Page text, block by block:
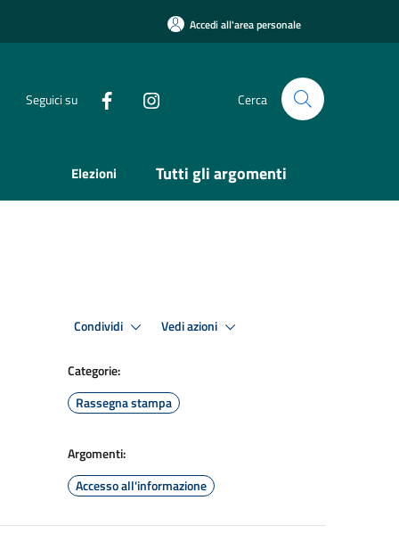
Accedi all'area personale
Seguici su Cerca
Elezioni Tutti gli argomenti
Condividi Vedi azioni
Categorie:
Rassegna stampa
Argomenti:
Accesso all'informazione